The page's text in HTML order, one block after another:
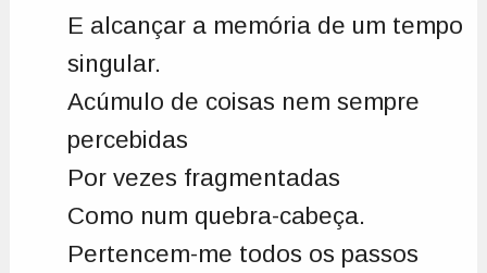
E alcançar a memória de um tempo
singular.
Acúmulo de coisas nem sempre
percebidas
Por vezes fragmentadas
Como num quebra-cabeça.
Pertencem-me todos os passos